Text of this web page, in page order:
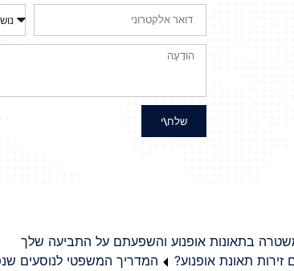
שלח\י
בתאונות אופנוע והשפעתם על התביעה שלך
זירות תאונת אופנוע?
המדריך המשפטי לנוסעים